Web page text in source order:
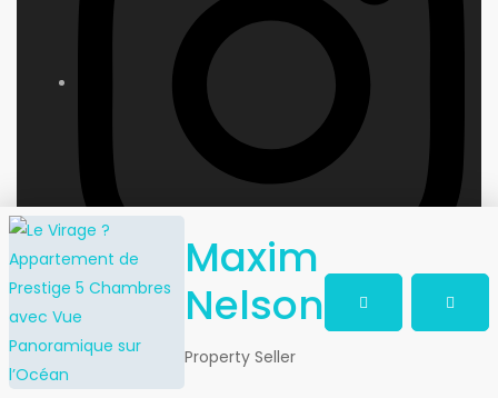
Contact us by
Maxim
Nelson
Property Seller